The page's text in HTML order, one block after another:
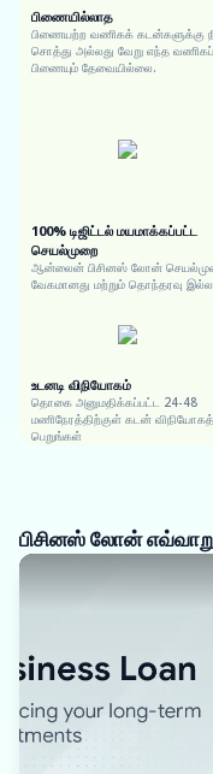
பிணையில்லாத
பிணையற்ற வணிகக் கடன்களுக்கு
சொத்து அல்லது வேறு எந்த வணிகப்
பிணையும் தேவையில்லை.
100% டிஜிட்டல் மயமாக்கப்பட்ட
செயல்முறை
ஆன்லைன் பிசினஸ் லோன்
வேகமானது மற்றும் தொந்தரவு
உடனடி விநியோகம்
தொகை அனுமதிக்கப்பட்ட 24-48
மணிநேரத்திற்குள் கடன்
பெறுங்கள்
பிசினஸ் லோன்